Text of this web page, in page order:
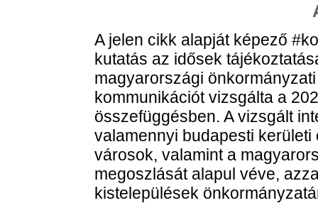
A jelen cikk alapját képező
kutatás az idősek
magyarországi
kommunikációt vizsgálta a
összefüggésben. A vizsgált
valamennyi budapesti
városok, valamint a
megoszlását alapul véve,
kistelepülések